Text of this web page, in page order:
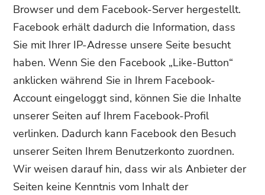
Browser und dem Facebook-Server hergestellt.
Facebook erhält dadurch die Information, dass
Sie mit Ihrer IP-Adresse unsere Seite besucht
haben. Wenn Sie den Facebook „Like-Button“
anklicken während Sie in Ihrem Facebook-
Account eingeloggt sind, können Sie die Inhalte
unserer Seiten auf Ihrem Facebook-Profil
verlinken. Dadurch kann Facebook den Besuch
unserer Seiten Ihrem Benutzerkonto zuordnen.
Wir weisen darauf hin, dass wir als Anbieter der
Seiten keine Kenntnis vom Inhalt der